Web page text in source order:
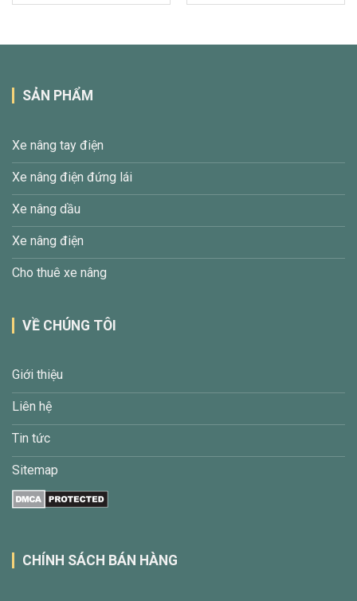
SẢN PHẨM
Xe nâng tay điện
Xe nâng điện đứng lái
Xe nâng dầu
Xe nâng điện
Cho thuê xe nâng
VỀ CHÚNG TÔI
Giới thiệu
Liên hệ
Tin tức
Sitemap
CHÍNH SÁCH BÁN HÀNG